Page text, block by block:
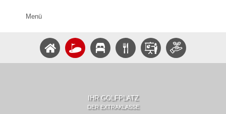
Menü
IHR GOLFPLATZ
DER EXTRAKLASSE